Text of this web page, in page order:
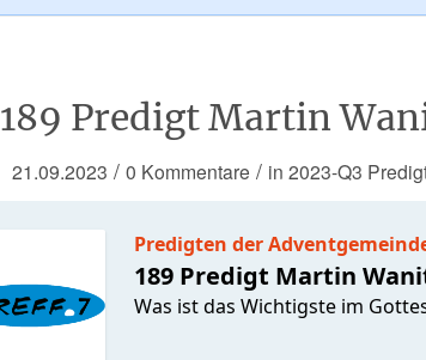
189 Predigt Martin
21.09.2023 / 0 Kommentare / in 2023-Q3